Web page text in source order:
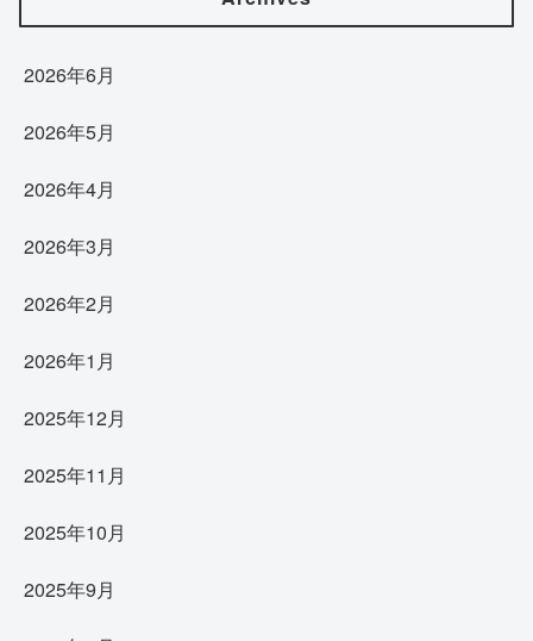
2026年6月
2026年5月
2026年4月
2026年3月
2026年2月
2026年1月
2025年12月
2025年11月
2025年10月
2025年9月